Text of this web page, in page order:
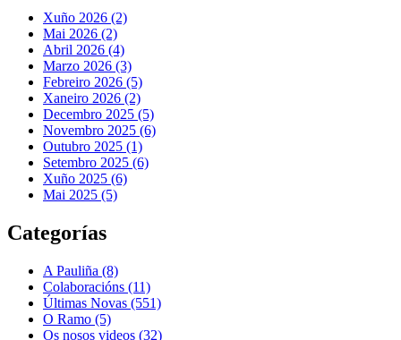
Xuño 2026 (2)
Mai 2026 (2)
Abril 2026 (4)
Marzo 2026 (3)
Febreiro 2026 (5)
Xaneiro 2026 (2)
Decembro 2025 (5)
Novembro 2025 (6)
Outubro 2025 (1)
Setembro 2025 (6)
Xuño 2025 (6)
Mai 2025 (5)
Categorías
A Pauliña (8)
Colaboracións (11)
Últimas Novas (551)
O Ramo (5)
Os nosos videos (32)